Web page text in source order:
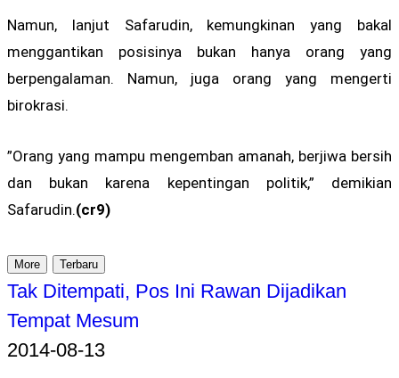
Namun, lanjut Safarudin, kemungkinan yang bakal
menggantikan posisinya bukan hanya orang yang
berpengalaman. Namun, juga orang yang mengerti
birokrasi.
”Orang yang mampu mengemban amanah, berjiwa bersih
dan bukan karena kepentingan politik,” demikian
Safarudin.(cr9)
More Terbaru
Tak Ditempati, Pos Ini Rawan Dijadikan
Tempat Mesum
2014-08-13